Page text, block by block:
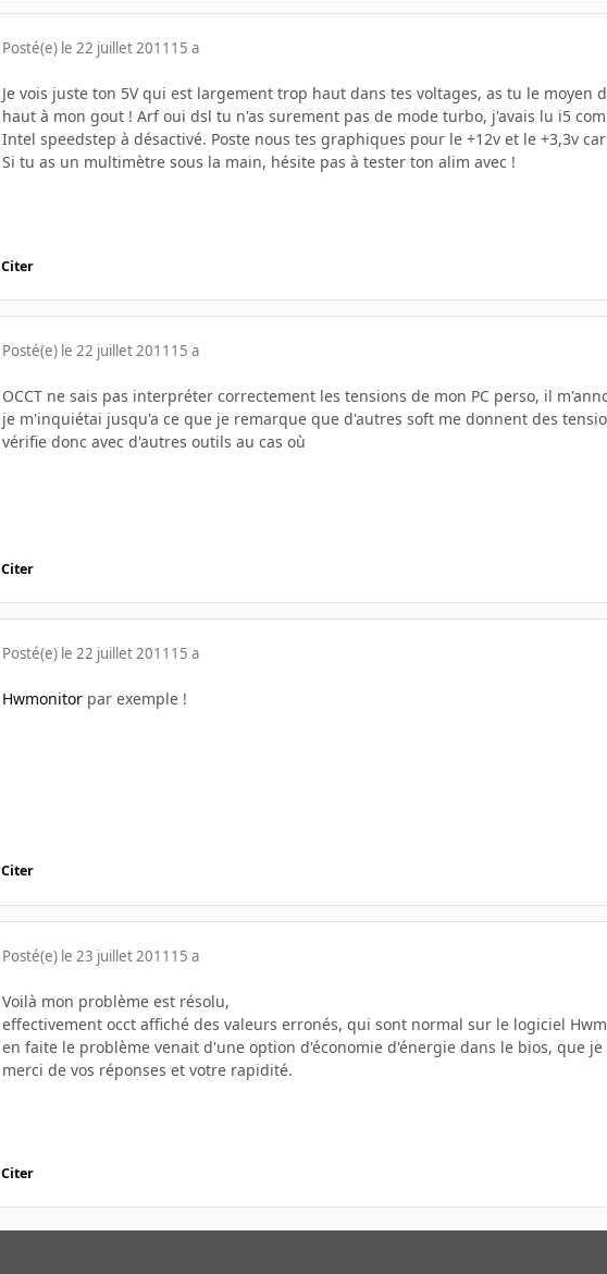
Posté(e) le 22 juillet 2011 15 a
Je vois juste ton 5V qui est largement trop haut dans tes voltages, as tu le
haut à mon gout ! Arf oui dsl tu n'as surement pas de mode turbo, j'avais lu i5
Intel speedstep à désactivé. Poste nous tes graphiques pour le +12v et le +3,3v
Si tu as un multimètre sous la main, hésite pas à tester ton alim avec !
Citer
Posté(e) le 22 juillet 2011 15 a
OCCT ne sais pas interpréter correctement les tensions de mon PC perso, il
je m'inquiétai jusqu'a ce que je remarque que d'autres soft me donnent des
vérifie donc avec d'autres outils au cas où
Citer
Posté(e) le 22 juillet 2011 15 a
Hwmonitor par exemple !
Citer
Posté(e) le 23 juillet 2011 15 a
Voilà mon problème est résolu,
effectivement occt affiché des valeurs erronés, qui sont normal sur le logiciel
en faite le problème venait d'une option d'économie d'énergie dans le bios, que
merci de vos réponses et votre rapidité.
Citer